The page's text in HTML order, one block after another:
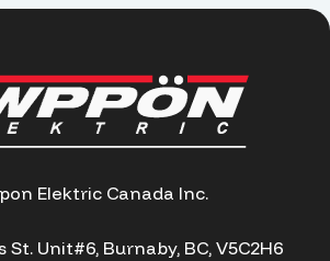
Elektric Canada Inc.
St. Unit#6, Burnaby, BC, V5C2H6